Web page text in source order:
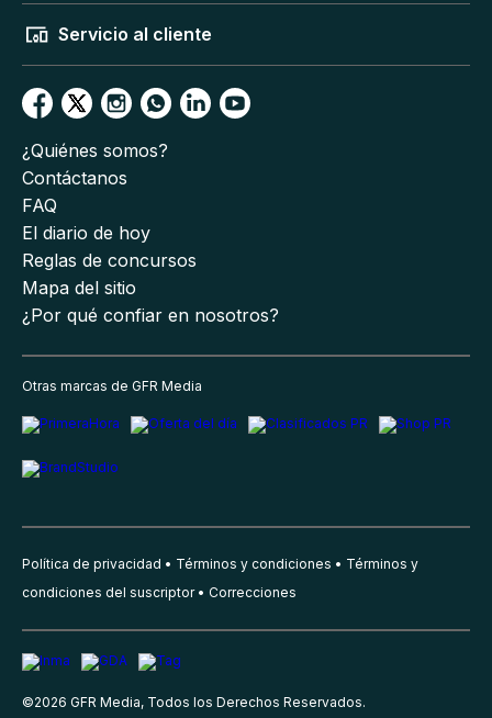
Servicio al cliente
¿Quiénes somos?
Contáctanos
FAQ
El diario de hoy
Reglas de concursos
Mapa del sitio
¿Por qué confiar en nosotros?
Otras marcas de GFR Media
Política de privacidad Términos y condiciones
Términos y
condiciones del suscriptor
Correcciones
©2026 GFR Media, Todos los Derechos Reservados.